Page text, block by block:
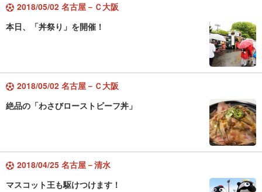
2018/05/02 名古屋－Ｃ大阪
本日、「丼祭り」を開催！
2018/05/02 名古屋－Ｃ大阪
絶品の「わさびローストビーフ丼」
2018/04/25 名古屋－清水
マスコット王も駆けつけます！